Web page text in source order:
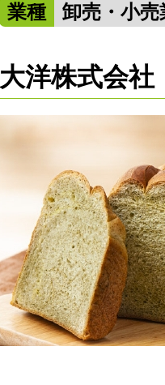
業種 卸売・小売
大洋株式会社